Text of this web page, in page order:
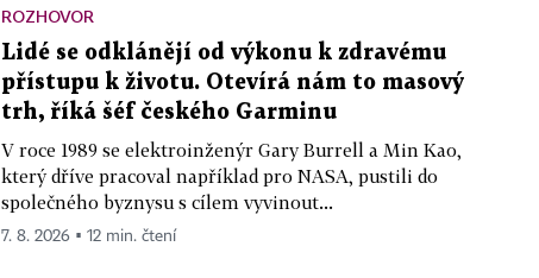
ROZHOVOR
Lidé se odklánějí od výkonu k zdravému
přístupu k životu. Otevírá nám to masový
trh, říká šéf českého Garminu
V roce 1989 se elektroinženýr Gary Burrell a Min Kao,
který dříve pracoval například pro NASA, pustili do
společného byznysu s cílem vyvinout...
7. 8. 2026 ▪ 12 min. čtení